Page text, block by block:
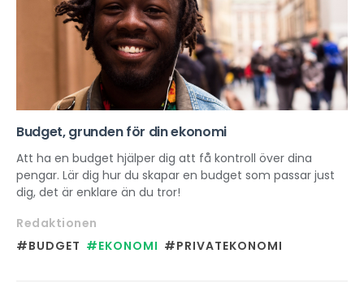
Budget, grunden för din ekonomi
Att ha en budget hjälper dig att få kontroll över dina
pengar. Lär dig hur du skapar en budget som passar just
dig, det är enklare än du tror!
Redaktionen
#BUDGET #EKONOMI #PRIVATEKONOMI